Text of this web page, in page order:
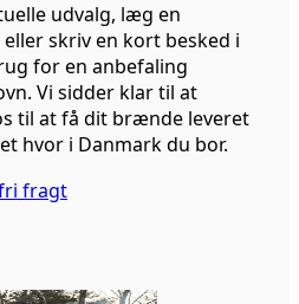
udvalg, læg en
skriv en kort besked i
for en anbefaling
Vi sidder klar til at
til at få dit brænde leveret
hvor i Danmark du bor.
fragt